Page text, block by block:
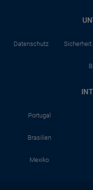
Datenschutz Sicherheit
Portugal
Brasilien
Mexiko